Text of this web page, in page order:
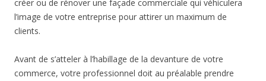
créer ou de rénover une façade commerciale qui véhiculera
l’image de votre entreprise pour attirer un maximum de
clients.
Avant de s’atteler à l’habillage de la devanture de votre
commerce, votre professionnel doit au préalable prendre